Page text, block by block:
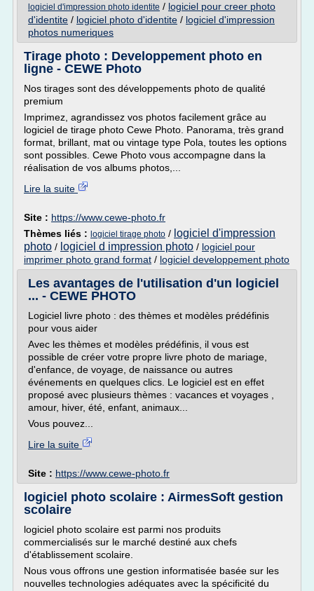
logiciel d'impression photo identite / logiciel pour creer photo
d'identite / logiciel photo d'identite / logiciel d'impression
photos numeriques
Tirage photo : Developpement photo en
ligne - CEWE Photo
Nos tirages sont des développements photo de qualité
premium
Imprimez, agrandissez vos photos facilement grâce au
logiciel de tirage photo Cewe Photo. Panorama, très grand
format, brillant, mat ou vintage type Pola, toutes les options
sont possibles. Cewe Photo vous accompagne dans la
réalisation de vos albums photos,...
Lire la suite
Site : https://www.cewe-photo.fr
Thèmes liés : logiciel tirage photo / logiciel d'impression
photo / logiciel d impression photo / logiciel pour
imprimer photo grand format / logiciel developpement photo
Les avantages de l'utilisation d'un logiciel
... - CEWE PHOTO
Logiciel livre photo : des thèmes et modèles prédéfinis
pour vous aider
Avec les thèmes et modèles prédéfinis, il vous est
possible de créer votre propre livre photo de mariage,
d'enfance, de voyage, de naissance ou autres
événements en quelques clics. Le logiciel est en effet
proposé avec plusieurs thèmes : vacances et voyages ,
amour, hiver, été, enfant, animaux...
Vous pouvez...
Lire la suite
Site : https://www.cewe-photo.fr
logiciel photo scolaire : AirmesSoft gestion
scolaire
logiciel photo scolaire est parmi nos produits
commercialisés sur le marché destiné aux chefs
d'établissement scolaire.
Nous vous offrons une gestion informatisée basée sur les
nouvelles technologies adéquates avec la spécificité du